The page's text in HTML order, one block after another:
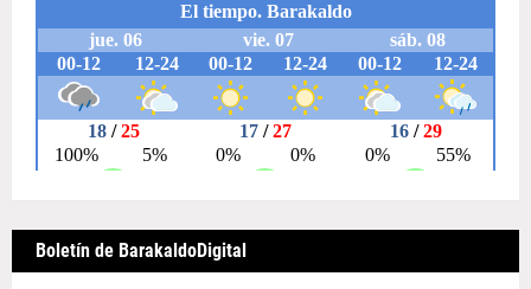
Boletín de BarakaldoDigital